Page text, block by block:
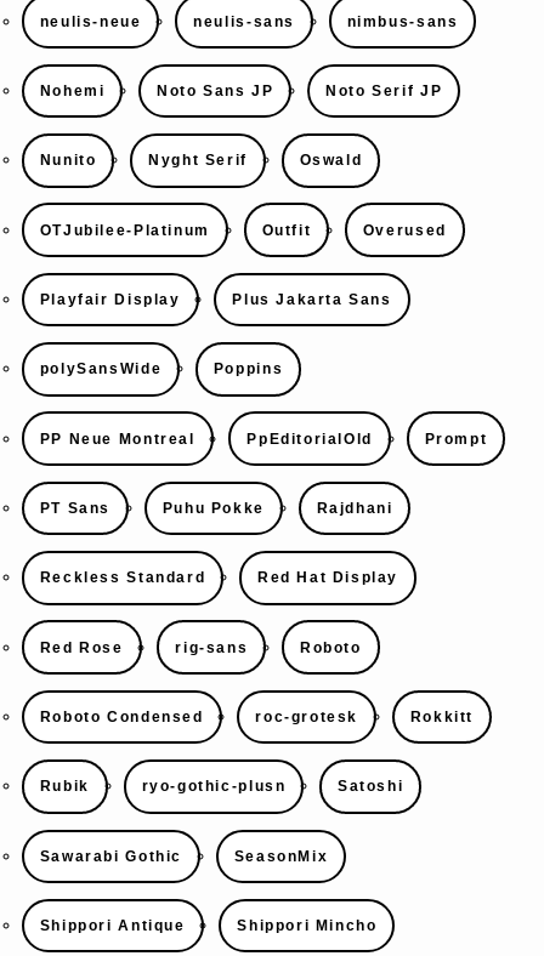
neulis-neue neulis-sans nimbus-sans
Nohemi Noto Sans JP Noto Serif JP
Nunito Nyght Serif Oswald
OTJubilee-Platinum Outfit Overused
Playfair Display Plus Jakarta Sans
polySansWide Poppins
PP Neue Montreal PpEditorialOld Prompt
PT Sans Puhu Pokke Rajdhani
Reckless Standard Red Hat Display
Red Rose rig-sans Roboto
Roboto Condensed roc-grotesk Rokkitt
Rubik ryo-gothic-plusn Satoshi
Sawarabi Gothic SeasonMix
Shippori Antique Shippori Mincho